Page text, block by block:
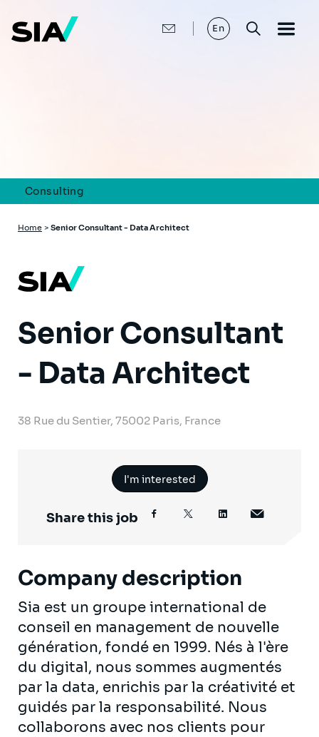
main
content
En
Consulting
Breadcrumb
Home > Senior Consultant - Data Architect
Senior Consultant
- Data Architect
38 Rue du Sentier, 75002 Paris, France
I'm interested
Share this job
Company description
Sia est un groupe international de
conseil en management de nouvelle
génération, fondé en 1999. Nés à l'ère
du digital, nous sommes augmentés
par la data, enrichis par la créativité et
guidés par la responsabilité. Nous
collaborons avec nos clients pour